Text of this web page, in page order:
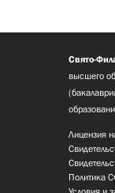
Свято-
высшего
Лицензия
Политика